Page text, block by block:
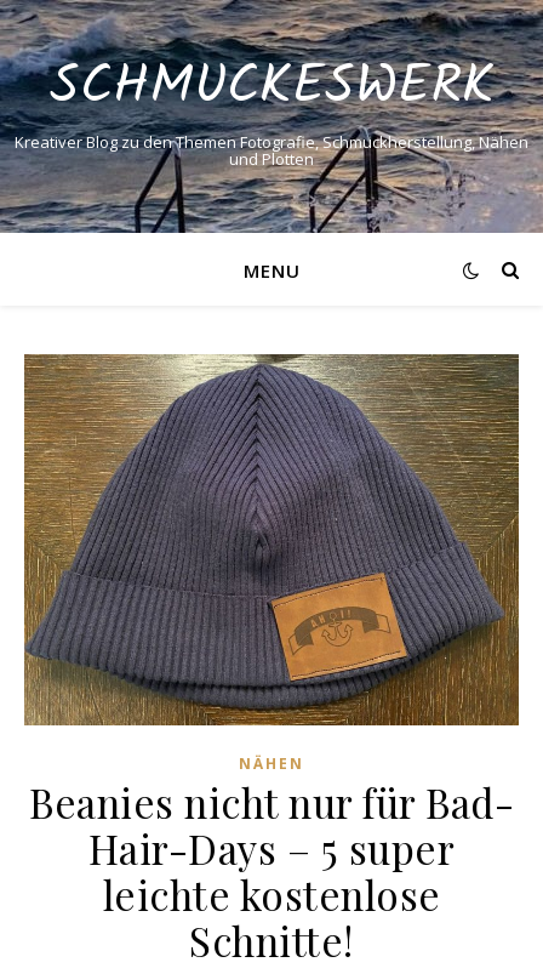
SCHMUCKESWERK
Kreativer Blog zu den Themen Fotografie, Schmuckherstellung, Nähen
und Plotten
MENU
NÄHEN
Beanies nicht nur für Bad-
Hair-Days – 5 super
leichte kostenlose
Schnitte!